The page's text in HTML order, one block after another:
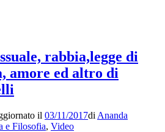
rabbia,legge di
amore ed altro di
il 03/11/2017di Ananda
e Filosofia, Video